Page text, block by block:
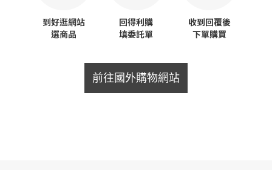
前往國外購物網站